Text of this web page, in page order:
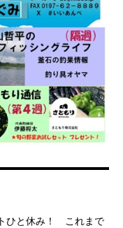
ひと休み！ これまで